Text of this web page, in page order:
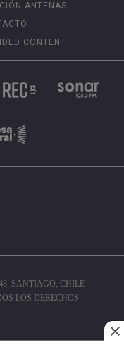
ANTENAS
CONTENT
SANTIAGO, CHILE
LOS DERECHOS